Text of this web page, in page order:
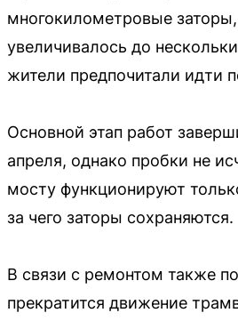
многокилометровые
увеличивалось до
жители предпочитали идти
Основной этап работ
апреля, однако пробки не
мосту функционируют
за чего заторы сохраняются.
В связи с ремонтом также
прекратится движение